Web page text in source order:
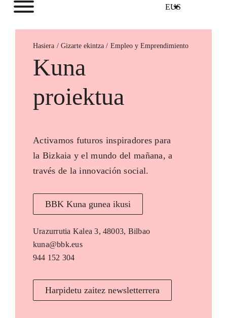
EUS
Hasiera Empleo y Emprendimiento
Kuna
proiektua
Activamos futuros inspiradores para
la Bizkaia y el mundo del mañana, a
través de la innovación social.
BBK Kuna gunea ikusi
Urazurrutia Kalea 3, 48003, Bilbao
kuna@bbk.eus
944 152 304
Harpidetu zaitez newsletterrera